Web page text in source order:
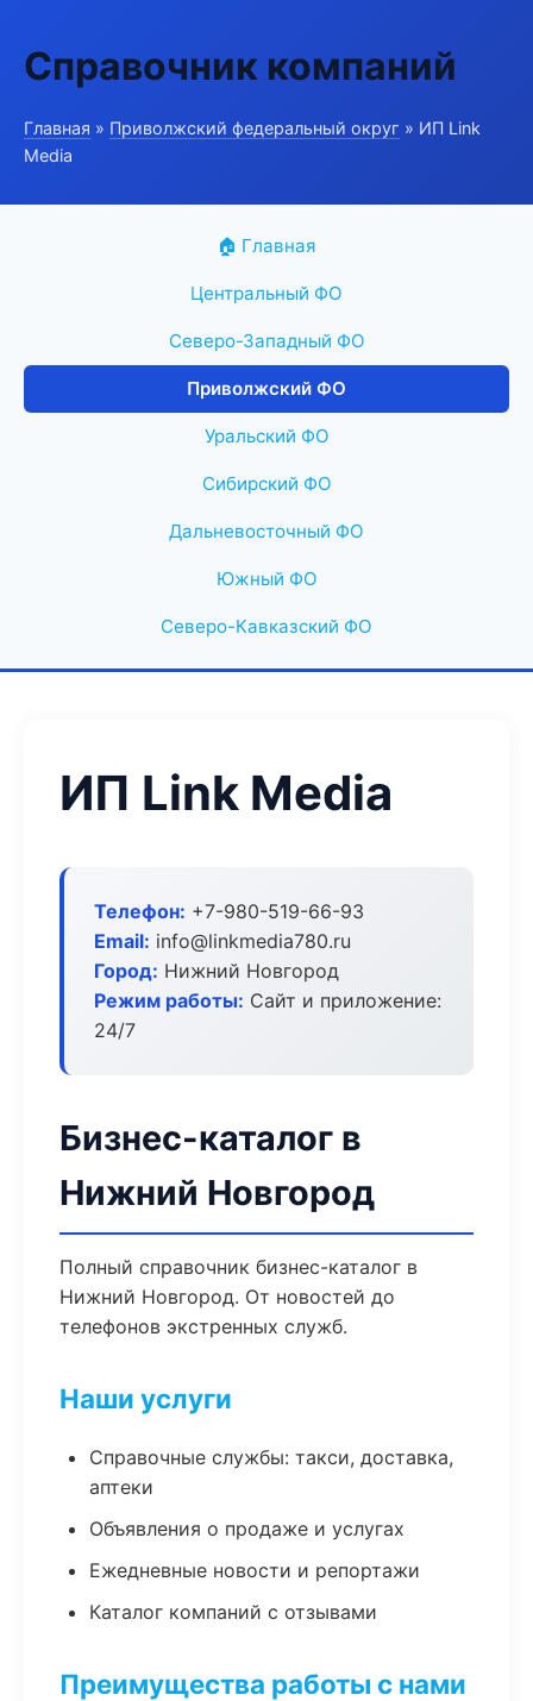
Справочник компаний
Главная » Приволжский федеральный округ » ИП Link
Media
🏠 Главная
Центральный ФО
Северо-Западный ФО
Приволжский ФО
Уральский ФО
Сибирский ФО
Дальневосточный ФО
Южный ФО
Северо-Кавказский ФО
ИП Link Media
Телефон: +7-980-519-66-93
Email: info@linkmedia780.ru
Город: Нижний Новгород
Режим работы: Сайт и приложение:
24/7
Бизнес-каталог в
Нижний Новгород
Полный справочник бизнес-каталог в
Нижний Новгород. От новостей до
телефонов экстренных служб.
Наши услуги
Справочные службы: такси, доставка,
аптеки
Объявления о продаже и услугах
Ежедневные новости и репортажи
Каталог компаний с отзывами
Преимущества работы с нами